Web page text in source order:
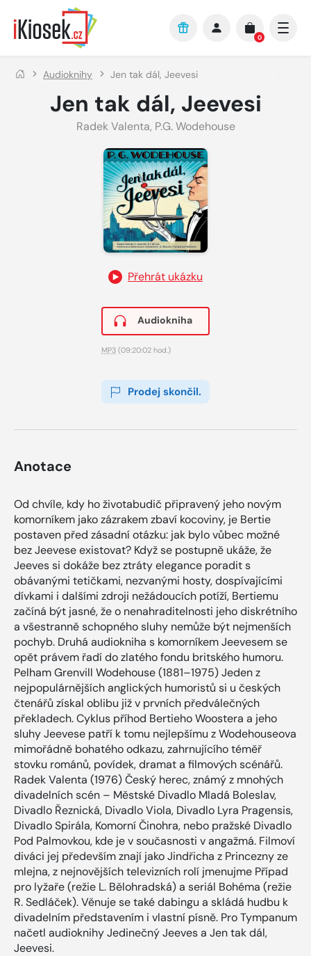
Přejít na hlavní obsah
0
Audioknihy Jen tak dál, Jeevesi
Jen tak dál, Jeevesi
Radek Valenta, P.G. Wodehouse
Přehrát ukázku
Audiokniha
MP3 (09:20:02 hod.)
Prodej skončil.
Anotace
Od chvíle, kdy ho životabudič připravený jeho novým
komorníkem jako zázrakem zbaví kocoviny, je Bertie
postaven před zásadní otázku: jak bylo vůbec možné
bez Jeevese existovat? Když se postupně ukáže, že
Jeeves si dokáže bez ztráty elegance poradit s
obávanými tetičkami, nezvanými hosty, dospívajícími
dívkami i dalšími zdroji nežádoucích potíží, Bertiemu
začíná být jasné, že o nenahraditelnosti jeho diskrétního
a všestranně schopného sluhy nemůže být nejmenších
pochyb. Druhá audiokniha s komorníkem Jeevesem se
opět právem řadí do zlatého fondu britského humoru.
Pelham Grenvill Wodehouse (1881–1975) Jeden z
nejpopulárnějších anglických humoristů si u českých
čtenářů získal oblibu již v prvních předválečných
překladech. Cyklus příhod Bertieho Woostera a jeho
sluhy Jeevese patří k tomu nejlepšímu z Wodehouseova
mimořádně bohatého odkazu, zahrnujícího téměř
stovku románů, povídek, dramat a filmových scénářů.
Radek Valenta (1976) Český herec, známý z mnohých
divadelních scén – Městské Divadlo Mladá Boleslav,
Divadlo Řeznická, Divadlo Viola, Divadlo Lyra Pragensis,
Divadlo Spirála, Komorní Činohra, nebo pražské Divadlo
Pod Palmovkou, kde je v současnosti v angažmá. Filmoví
diváci jej především znají jako Jindřicha z Princezny ze
mlejna, z nejnovějších televizních rolí jmenujme Případ
pro lyžaře (režie L. Bělohradská) a seriál Bohéma (režie
R. Sedláček). Věnuje se také dabingu a skládá hudbu k
divadelním představením i vlastní písně. Pro Tympanum
načetl audioknihy Jedinečný Jeeves a Jen tak dál,
Jeevesi.